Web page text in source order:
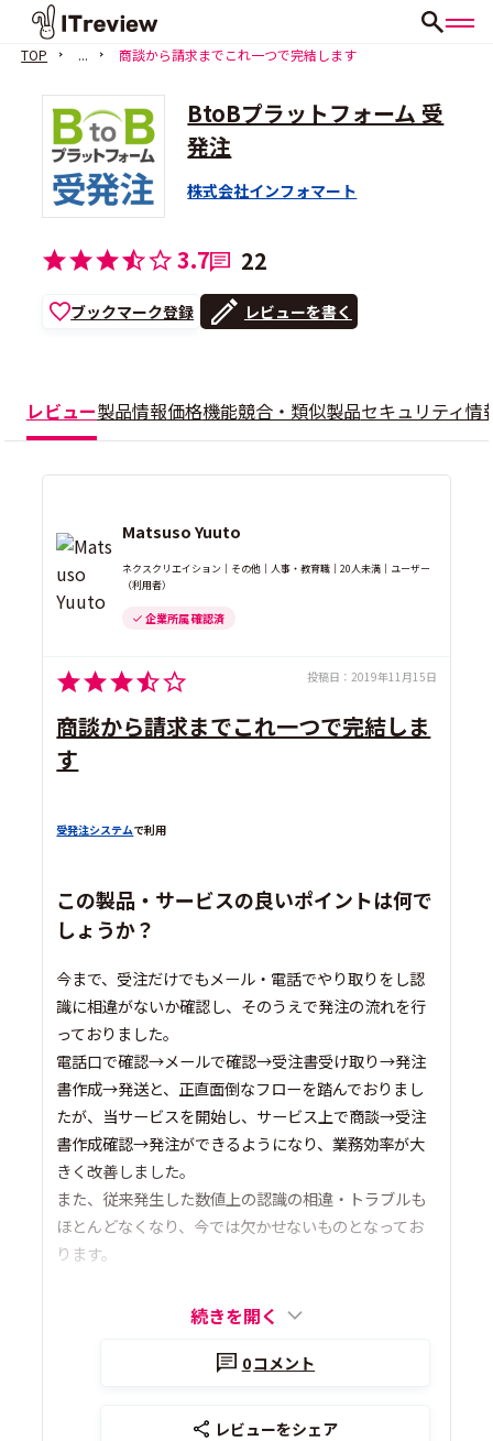
TOP ... 商談から請求までこれ一つで完結します
BtoBプラットフォーム 受
発注
株式会社インフォマート
3.7 22
ブックマーク登録 レビューを書く
レビュー製品情報価格機能競合・類似製品セキュリティ情
Matsuso Yuuto
ネクスクリエイション｜その他｜人事・教育職｜20人未満｜ユーザー
（利用者）
企業所属 確認済
投稿日： 2019年11月15日
商談から請求までこれ一つで完結しま
す
受発注システムで利用
この製品・サービスの良いポイントは何で
しょうか？
今まで、受注だけでもメール・電話でやり取りをし認
識に相違がないか確認し、そのうえで発注の流れを行
っておりました。
電話口で確認→メールで確認→受注書受け取り→発注
書作成→発送と、正直面倒なフローを踏んでおりまし
たが、当サービスを開始し、サービス上で商談→受注
書作成確認→発注ができるようになり、業務効率が大
きく改善しました。
また、従来発生した数値上の認識の相違・トラブルも
ほとんどなくなり、今では欠かせないものとなってお
ります。
続きを開く
0コメント
レビューをシェア